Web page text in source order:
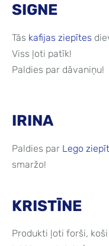
SIGNE
Tās kafijas ziepītes
Viss ļoti patīk!
Paldies par dāvaniņu!
IRINA
Paldies par Lego
smaržo!
KRISTĪNE
Produkti ļoti forši,